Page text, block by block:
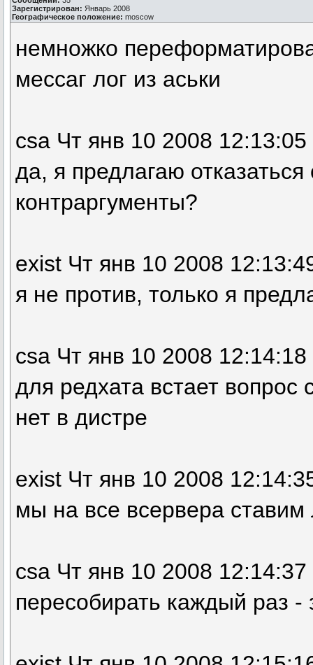
Зарегистрирован: Январь 2008
Географическое положение: moscow
немножко
мессаг лог из аськи
csa Чт янв 10 2008 12:13:05
да, я предлагаю
контраргументы?
exist Чт янв 10 2008
я не против, только я
csa Чт янв 10 2008 12:14:18
для редхата встает вопрос
нет в дистре
exist Чт янв 10 2008
мы на все всервера
csa Чт янв 10 2008 12:14:37
пересобирать каждый раз -